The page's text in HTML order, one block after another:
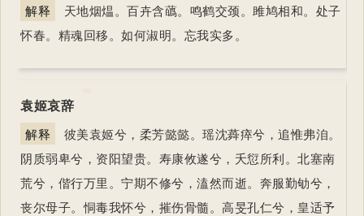
解释
天地烟煴。百卉含蘤。鸣鹤交颈。雎鸠相和。处子
怀春。精魂回移。如何淑明。忘我实多。
袁姬哀辞
解释
彼美袁姬兮，柔芳懿懿。瑶沈蕣瘁兮，追惟弗洎。
阴质弱卑兮，资阳望贵。寿康攸遂兮，夭愆所利。北塞南
荒兮，偕行万里。宁期不修兮，溘然而逝。奔服勤劬兮，
丧尔母子。恫毒我怀兮，摧伤骨髓。高旻孔仁兮，皇适予